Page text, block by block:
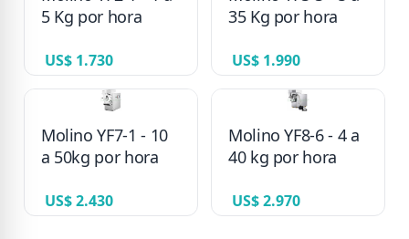
5 Kg por hora
US$ 1.730
35 Kg por hora
US$ 1.990
Molino YF7-1 - 10
a 50kg por hora
US$ 2.430
Molino YF8-6 - 4 a
40 kg por hora
US$ 2.970